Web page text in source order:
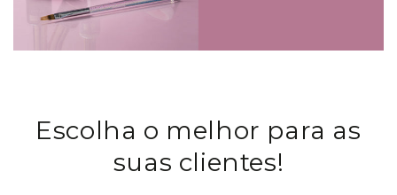
Escolha o melhor para as
suas clientes!